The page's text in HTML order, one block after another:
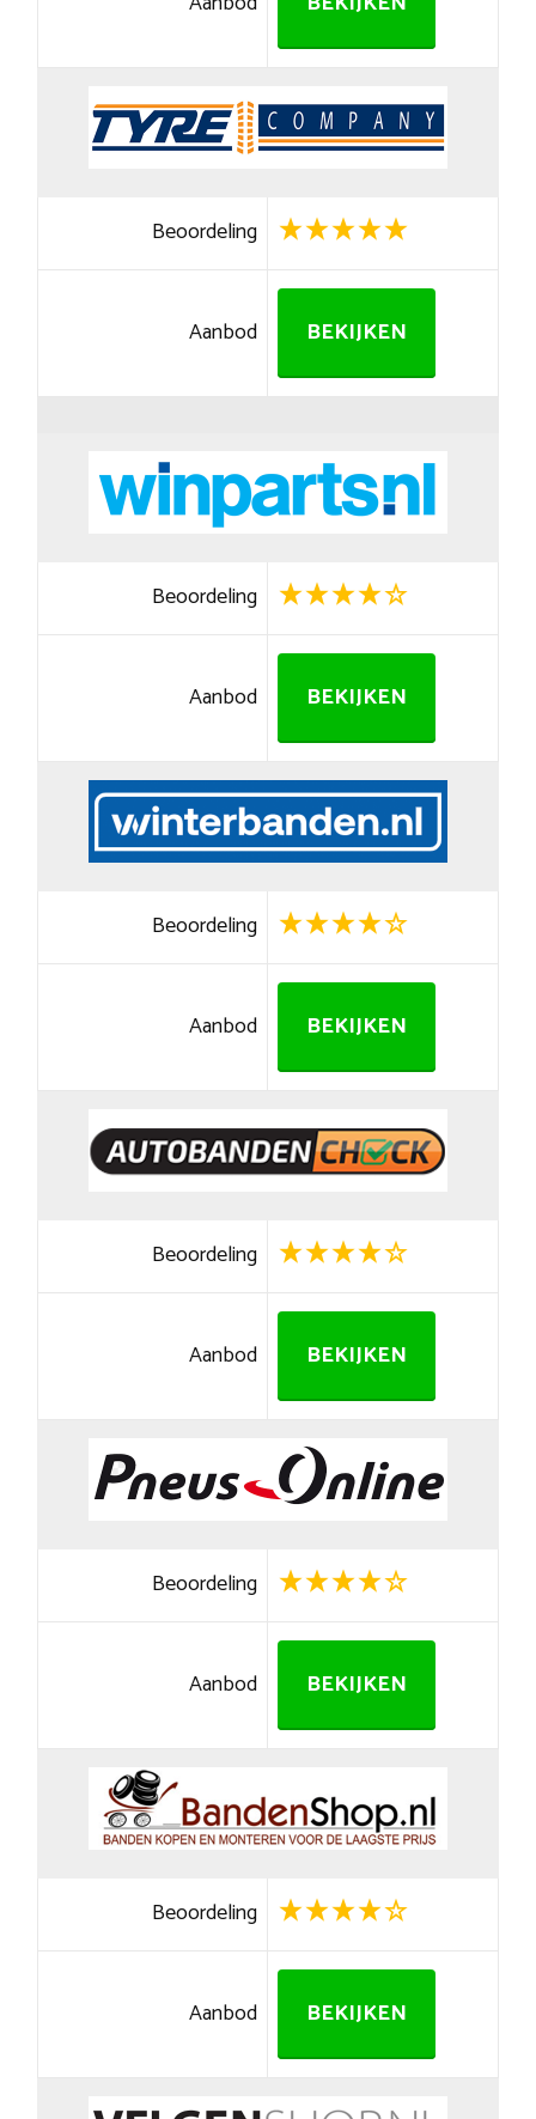
Beoordeling
Aanbod BEKIJKEN
Beoordeling
Aanbod BEKIJKEN
Beoordeling
Aanbod BEKIJKEN
Beoordeling
Aanbod BEKIJKEN
Beoordeling
Aanbod BEKIJKEN
Beoordeling
Aanbod BEKIJKEN